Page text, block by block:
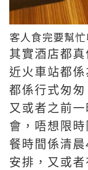
客人食完要幫
其實酒店都
近火車站都
都係行式匆匆
又或者之前
會，唔想限
餐時間係清
安排，又或